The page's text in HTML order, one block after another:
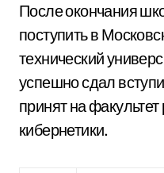
После окончания
поступить в
технический
успешно сдал
принят на
кибернетики.